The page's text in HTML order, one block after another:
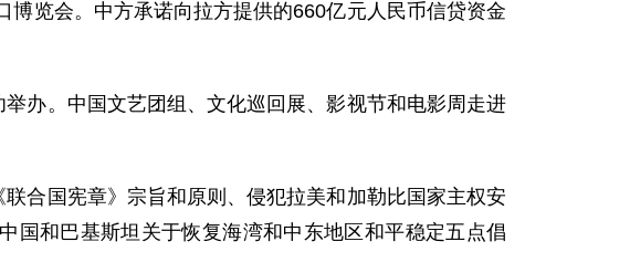
览会。中方承诺向拉方提供的660亿元人民币信贷资金
办。中国文艺团组、文化巡回展、影视节和电影周走进
合国宪章》宗旨和原则、侵犯拉美和加勒比国家主权安
国和巴基斯坦关于恢复海湾和中东地区和平稳定五点倡